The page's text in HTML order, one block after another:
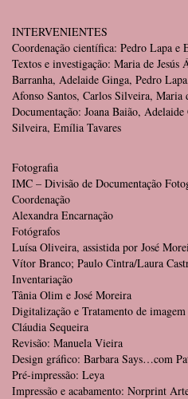
INTERVENIENTES
Coordenação científica: Pedro Lapa e
Textos e investigação: Maria de Jesús
Barranha, Adelaide Ginga, Pedro
Afonso Santos, Carlos Silveira,
Documentação: Joana Baião,
Silveira, Emília Tavares
Fotografia
IMC – Divisão de Documentação
Coordenação
Alexandra Encarnação
Fotógrafos
Luísa Oliveira, assistida por José
Vítor Branco; Paulo Cintra/Laura
Inventariação
Tânia Olim e José Moreira
Digitalização e Tratamento de imagem
Cláudia Sequeira
Revisão: Manuela Vieira
Design gráfico: Barbara Says…com
Pré-impressão: Leya
Impressão e acabamento: Norprint